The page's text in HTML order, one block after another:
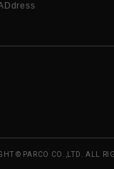
© PARCO CO.,LTD. ALL